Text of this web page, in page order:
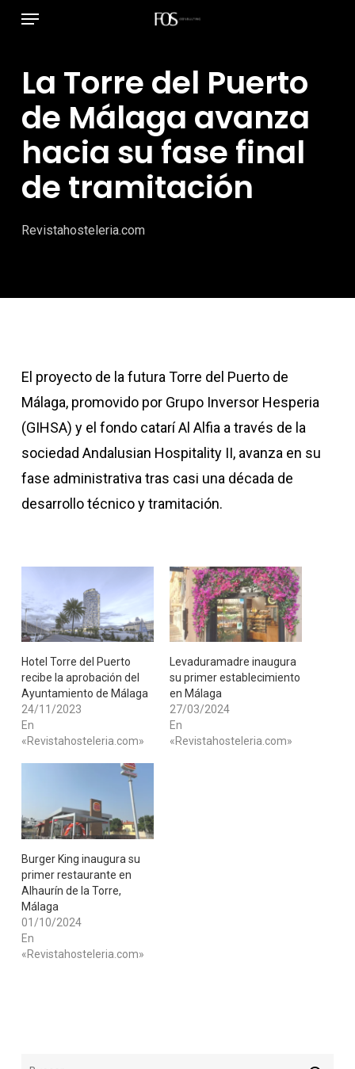
principal
Menú
La Torre del Puerto
de Málaga avanza
hacia su fase final
de tramitación
Revistahosteleria.com
El proyecto de la futura Torre del Puerto de
Málaga, promovido por Grupo Inversor Hesperia
(GIHSA) y el fondo catarí Al Alfia a través de la
sociedad Andalusian Hospitality II, avanza en su
fase administrativa tras casi una década de
desarrollo técnico y tramitación.
Hotel Torre del Puerto
recibe la aprobación del
Ayuntamiento de Málaga
24/11/2023
En
«Revistahosteleria.com»
Levaduramadre inaugura
su primer establecimiento
en Málaga
27/03/2024
En
«Revistahosteleria.com»
Burger King inaugura su
primer restaurante en
Alhaurín de la Torre,
Málaga
01/10/2024
En
«Revistahosteleria.com»